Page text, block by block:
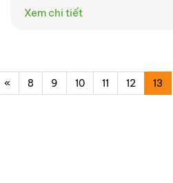
Xem chi tiết
« 8 9 10 11 12 13